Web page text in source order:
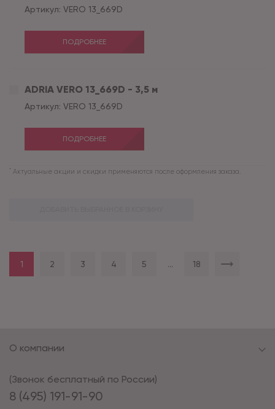
Артикул: VERO 13_669D
ПОДРОБНЕЕ
ADRIA VERO 13_669D - 3,5 м
Артикул: VERO 13_669D
ПОДРОБНЕЕ
* Актуальные акции и скидки применяются после оформления заказа.
1 2 3 4 5 ... 18
8 (495) 191-91-90
(Звонок бесплатный по России)
О компании